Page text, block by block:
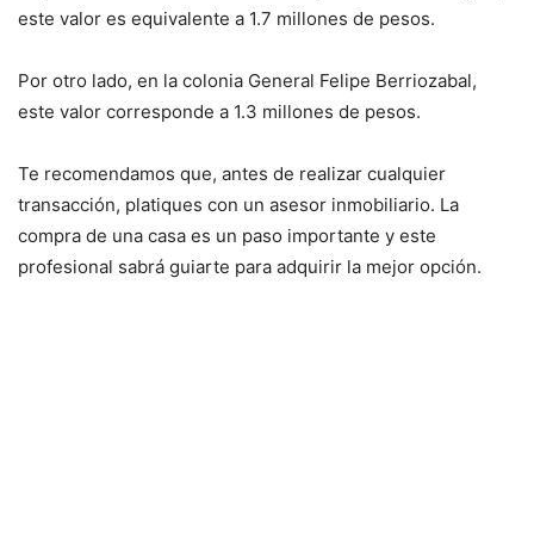
este valor es equivalente a 1.7 millones de pesos.
Por otro lado, en la colonia General Felipe Berriozabal,
este valor corresponde a 1.3 millones de pesos.
Te recomendamos que, antes de realizar cualquier
transacción, platiques con un asesor inmobiliario. La
compra de una casa es un paso importante y este
profesional sabrá guiarte para adquirir la mejor opción.